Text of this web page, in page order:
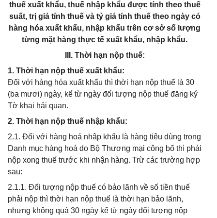
thuế xuất khẩu, thuế nhập khẩu được tính theo thuế
suất, trị giá tính thuế và tỷ giá tính thuế theo ngày có
hàng hóa xuất khẩu, nhập khẩu trên cơ sở số lượng
từng mặt hàng thực tế xuất khẩu, nhập khẩu.
III. Thời hạn nộp thuế:
1. Thời hạn nộp thuế xuất khẩu:
Đối với hàng hóa xuất khẩu thì thời hạn nộp thuế là 30
(ba mươi) ngày, kể từ ngày đối tượng nộp thuế đăng ký
Tờ khai hải quan.
2. Thời hạn nộp thuế nhập khẩu:
2.1. Đối với hàng hoá nhập khẩu là hàng tiêu dùng trong
Danh mục hàng hoá do Bộ Thương mại công bố thì phải
nộp xong thuế trước khi nhận hàng. Trừ các trường hợp
sau:
2.1.1. Đối tượng nộp thuế có bảo lãnh về số tiền thuế
phải nộp thì thời hạn nộp thuế là thời hạn bảo lãnh,
nhưng không quá 30 ngày kể từ ngày đối tượng nộp